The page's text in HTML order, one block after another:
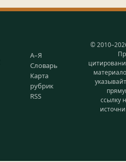
А–Я
Словарь
Карта
рубрик
RSS
©
ссылку